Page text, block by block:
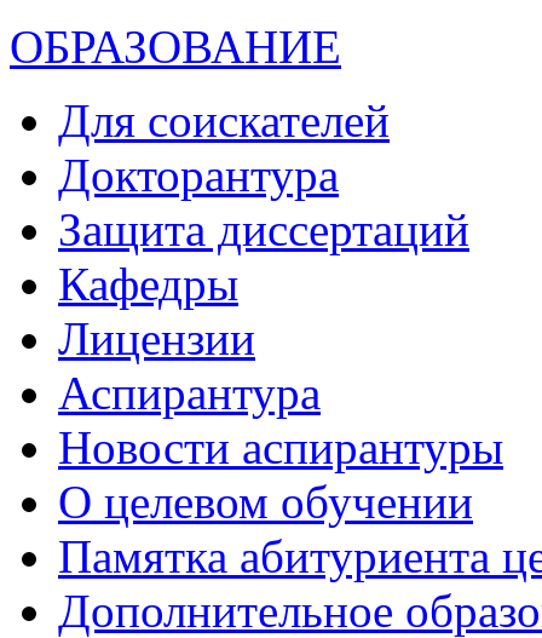
ОБРАЗОВАНИЕ
Для соискателей
Докторантура
Защита диссертаций
Кафедры
Лицензии
Аспирантура
Новости аспирантуры
О целевом обучении
Памятка абитуриента
Дополнительное